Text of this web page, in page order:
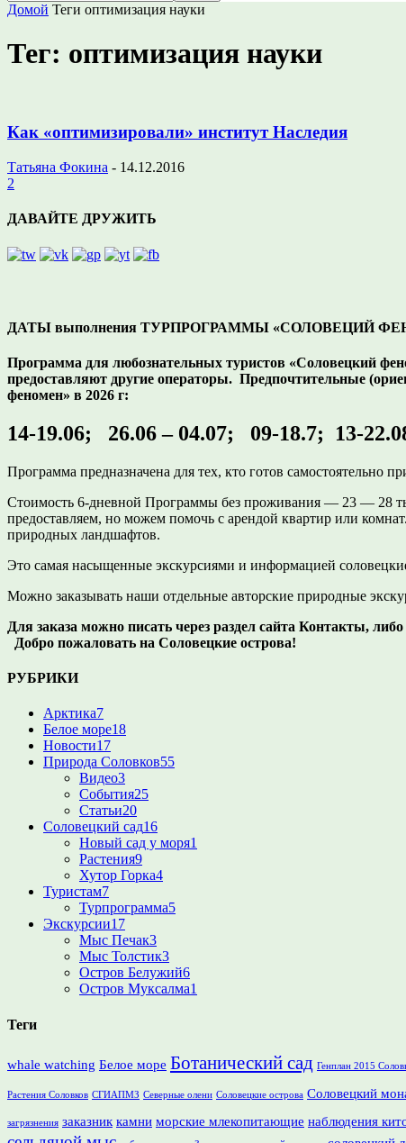
Домой Теги оптимизация науки
Тег: оптимизация науки
Как «оптимизировали» институт Наследия
Татьяна Фокина - 14.12.2016
2
ДАВАЙТЕ ДРУЖИТЬ
ДАТЫ выполнения ТУРПРОГРАММЫ «СОЛОВЕЦИЙ
Программа для любознательных туристов «Соловецкий
предоставляют другие операторы. Предпочтительные
феномен» в 2026 г:
14-19.06; 26.06 – 04.07; 09-18.7; 13-
Программа предназначена для тех, кто готов
Стоимость 6-дневной Программы без проживания — 23 — 28
предоставляем, но можем помочь с арендой квартир или
природных ландшафтов.
Это самая насыщенные экскурсиями и информацией
Можно заказывать наши отдельные авторские природные
Для заказа можно писать через раздел сайта Контакты,
Добро пожаловать на Соловецкие острова!
РУБРИКИ
Арктика7
Белое море18
Новости17
Природа Соловков55
Видео3
События25
Статьи20
Соловецкий сад16
Новый сад у моря1
Растения9
Хутор Горка4
Туристам7
Турпрограмма5
Экскурсии17
Мыс Печак3
Мыс Толстик3
Остров Белужий6
Остров Муксалма1
Теги
whale watching Белое море Ботанический сад Генплан 2015
Растения Соловков СГИАПМЗ Северные олени Соловецкие острова Соловецкий
загрязнения заказник камни морские млекопитающие наблюдения